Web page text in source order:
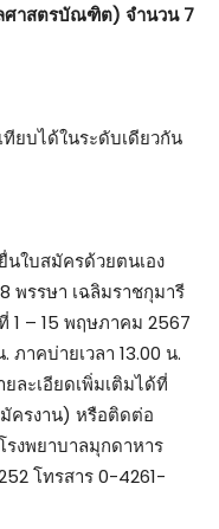
ศาสตรบัณฑิต) จำนวน 7
บได้ในระดับเดียวกัน
ใบสมัครด้วยตนเอง
พรรษา เฉลิมราชกุมารี
1 – 15 พฤษภาคม 2567
ภาคบ่ายเวลา 13.00 น.
ละเอียดเพิ่มเติมได้ที่
รงาน) หรือติดต่อ
งพยาบาลมุกดาหาร
โทรสาร 0-4261-